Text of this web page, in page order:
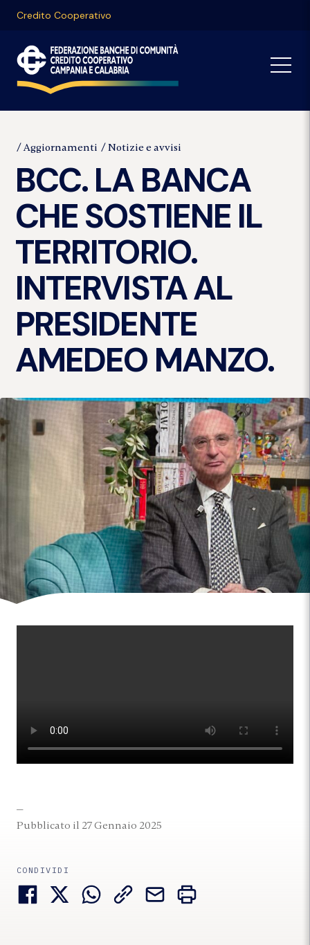
Credito Cooperativo
Aggiornamenti Notizie e avvisi
BCC. LA BANCA
CHE SOSTIENE IL
TERRITORIO.
INTERVISTA AL
PRESIDENTE
AMEDEO MANZO.
Pubblicato il 27 Gennaio 2025
CONDIVIDI